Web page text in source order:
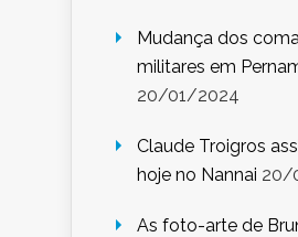
Mudança dos
militares em
20/01/2024
Claude Troigros
hoje no Nannai 20/
As foto-arte de